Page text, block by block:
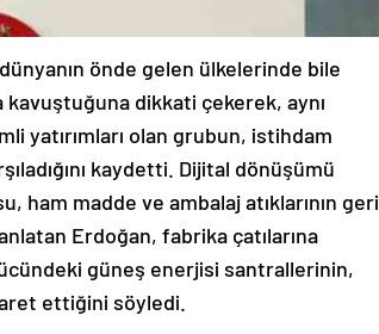
önde gelen ülkelerinde bile
dikkati çekerek, aynı
yatırımları olan grubun, istihdam
kaydetti. Dijital dönüşümü
ham madde ve ambalaj atıklarının geri
Erdoğan, fabrika çatılarına
güneş enerjisi santrallerinin,
ettiğini söyledi.